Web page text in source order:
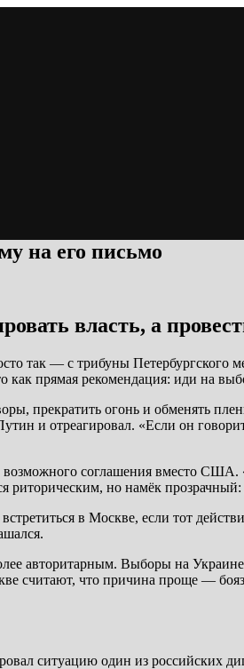
на его письмо
власть, а
так — с трибуны Петербургского
как прямая рекомендация: иди на
прекратить огонь и обменять
и отреагировал. «Если он
возможного соглашения вместо
риторическим, но намёк
в Москве, если тот
авторитарным. Выборы на
считают, что причина проще —
ситуацию один из российских